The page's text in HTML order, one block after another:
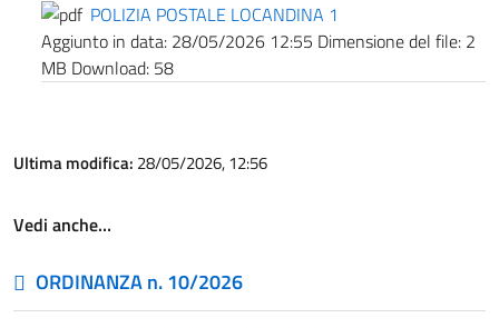
POLIZIA POSTALE LOCANDINA 1
Aggiunto in data: 28/05/2026 12:55 Dimensione del file: 2
MB Download: 58
Ultima modifica: 28/05/2026, 12:56
Vedi anche…
ORDINANZA n. 10/2026